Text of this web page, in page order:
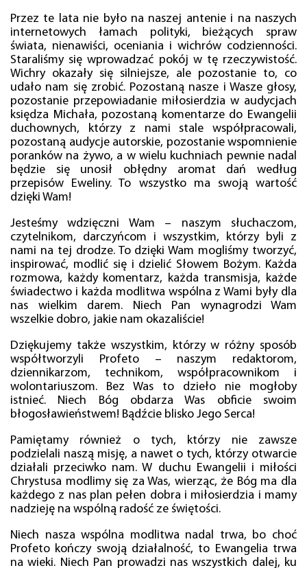
Przez te lata nie było na naszej antenie i na naszych
internetowych łamach polityki, bieżących spraw
świata, nienawiści, oceniania i wichrów codzienności.
Staraliśmy się wprowadzać pokój w tę rzeczywistość.
Wichry okazały się silniejsze, ale pozostanie to, co
udało nam się zrobić. Pozostaną nasze i Wasze głosy,
pozostanie przepowiadanie miłosierdzia w audycjach
księdza Michała, pozostaną komentarze do Ewangelii
duchownych, którzy z nami stale współpracowali,
pozostaną audycje autorskie, pozostanie wspomnienie
poranków na żywo, a w wielu kuchniach pewnie nadal
będzie się unosił obłędny aromat dań według
przepisów Eweliny. To wszystko ma swoją wartość
dzięki Wam!
Jesteśmy wdzięczni Wam – naszym słuchaczom,
czytelnikom, darczyńcom i wszystkim, którzy byli z
nami na tej drodze. To dzięki Wam mogliśmy tworzyć,
inspirować, modlić się i dzielić Słowem Bożym. Każda
rozmowa, każdy komentarz, każda transmisja, każde
świadectwo i każda modlitwa wspólna z Wami były dla
nas wielkim darem. Niech Pan wynagrodzi Wam
wszelkie dobro, jakie nam okazaliście!
Dziękujemy także wszystkim, którzy w różny sposób
współtworzyli Profeto – naszym redaktorom,
dziennikarzom, technikom, współpracownikom i
wolontariuszom. Bez Was to dzieło nie mogłoby
istnieć. Niech Bóg obdarza Was obficie swoim
błogosławieństwem! Bądźcie blisko Jego Serca!
Pamiętamy również o tych, którzy nie zawsze
podzielali naszą misję, a nawet o tych, którzy otwarcie
działali przeciwko nam. W duchu Ewangelii i miłości
Chrystusa modlimy się za Was, wierząc, że Bóg ma dla
każdego z nas plan pełen dobra i miłosierdzia i mamy
nadzieję na wspólną radość ze świętości.
Niech nasza wspólna modlitwa nadal trwa, bo choć
Profeto kończy swoją działalność, to Ewangelia trwa
na wieki. Niech Pan prowadzi nas wszystkich dalej, ku